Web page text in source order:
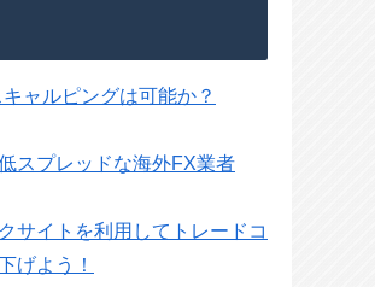
ャルピングは可能か？
スプレッドな海外FX業者
サイトを利用してトレードコ
げよう！